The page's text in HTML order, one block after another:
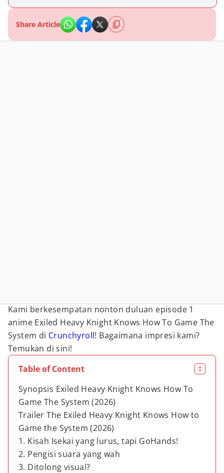
Share Article
Kami berkesempatan nonton duluan episode 1
anime Exiled Heavy Knight Knows How To Game The
System di Crunchyroll! Bagaimana impresi kami?
Temukan di sini!
Table of Content
Synopsis Exiled Heavy Knight Knows How To
Game The System (2026)
Trailer The Exiled Heavy Knight Knows How to
Game the System (2026)
1. Kisah Isekai yang lurus, tapi GoHands!
2. Pengisi suara yang wah
3. Ditolong visual?